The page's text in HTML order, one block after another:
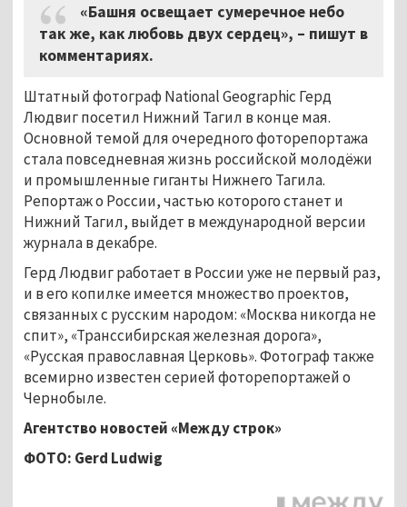
«Башня освещает сумеречное небо
так же, как любовь двух сердец», – пишут в
комментариях.
Штатный фотограф National Geographic Герд
Людвиг посетил Нижний Тагил в конце мая.
Основной темой для очередного фоторепортажа
стала повседневная жизнь российской молодёжи
и промышленные гиганты Нижнего Тагила.
Репортаж о России, частью которого станет и
Нижний Тагил, выйдет в международной версии
журнала в декабре.
Герд Людвиг работает в России уже не первый раз,
и в его копилке имеется множество проектов,
связанных с русским народом: «Москва никогда не
спит», «Транссибирская железная дорога»,
«Русская православная Церковь». Фотограф также
всемирно известен серией фоторепортажей о
Чернобыле.
Агентство новостей «Между строк»
ФОТО: Gerd Ludwig